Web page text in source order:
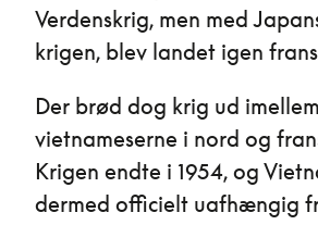
Verdenskrig, men med
krigen, blev landet igen
Der brød dog krig ud imellem
vietnameserne i nord og
Krigen endte i 1954, og
dermed officielt uafhængig